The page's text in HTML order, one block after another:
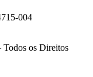
004
Todos os Direitos